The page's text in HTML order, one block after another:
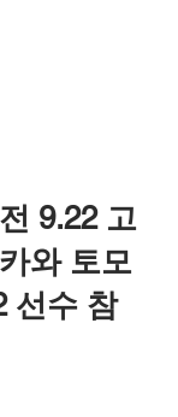
9.22 고
와 토모
선수 참